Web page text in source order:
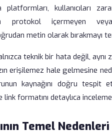
kullanıcıları
protokol içermeyen
metin olarak bırakmayı
teknik bir hata değil, aynı
erişilemez hale gelmesine
kaynağını doğru tespit
formatını detaylıca
Temel Nedenleri